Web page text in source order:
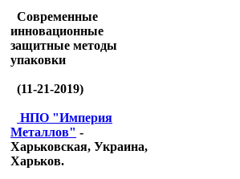
Современные
инновационные
защитные методы
упаковки
(11-21-2019)
НПО "Империя
Металлов" -
Харьковская, Украина,
Харьков.